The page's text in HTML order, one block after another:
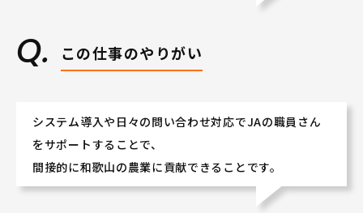
この仕事のやりがい
システム導入や日々の問い合わせ対応でJAの職員さん
をサポートすることで、
間接的に和歌山の農業に貢献できることです。